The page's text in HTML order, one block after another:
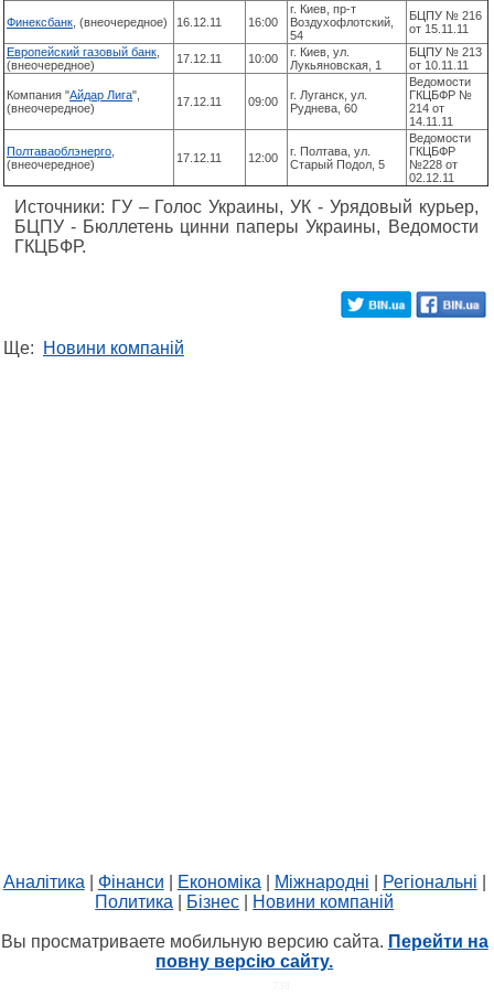
Финексбанк , (внеочередное) 16.12.11 16:00
г. Киев, пр-т
Воздухофлотский,
54
БЦПУ № 216
от 15.11.11
Европейский газовый банк
(внеочередное)
17.12.11 10:00
г. Киев, ул.
Лукьяновская, 1
БЦПУ № 213
от 10.11.11
Компания "Айдар Лига",
(внеочередное)
17.12.11 09:00
г. Луганск, ул.
Руднева, 60
Ведомости
ГКЦБФР №
214 от
14.11.11
Полтаваоблэнерго
(внеочередное)
17.12.11 12:00
г. Полтава, ул.
Старый Подол, 5
Ведомости
ГКЦБФР
№228 от
02.12.11
Источники: ГУ – Голос Украины, УК - Урядовый курьер,
БЦПУ - Бюллетень цинни паперы Украины, Ведомости
ГКЦБФР.
Ще: Новини компаній
Аналітика Фінанси Економіка Міжнародні Регіональні
Политика
Бізнес Новини компаній
Вы просматриваете мобильную версию сайта. Перейти на
повну версію сайту.